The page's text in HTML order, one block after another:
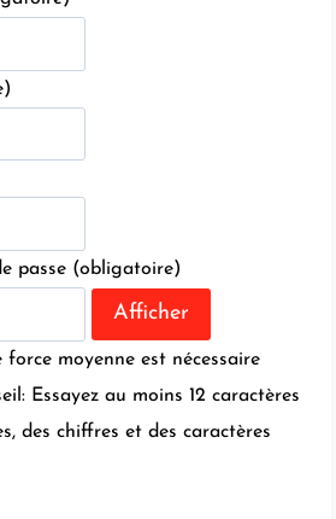
passe (obligatoire)
Afficher
moyenne est nécessaire
Essayez au moins 12 caractères
des chiffres et des caractères